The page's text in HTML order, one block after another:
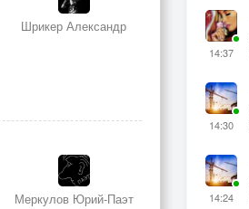
Шрикер Александр
Меркулов Юрий-Паэт
14:37
14:30
14:24